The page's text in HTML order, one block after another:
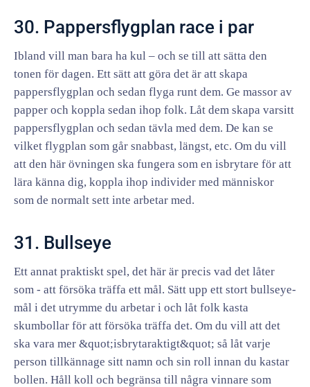
30. Pappersflygplan race i par
Ibland vill man bara ha kul – och se till att sätta den
tonen för dagen. Ett sätt att göra det är att skapa
pappersflygplan och sedan flyga runt dem. Ge massor av
papper och koppla sedan ihop folk. Låt dem skapa varsitt
pappersflygplan och sedan tävla med dem. De kan se
vilket flygplan som går snabbast, längst, etc. Om du vill
att den här övningen ska fungera som en isbrytare för att
lära känna dig, koppla ihop individer med människor
som de normalt sett inte arbetar med.
31. Bullseye
Ett annat praktiskt spel, det här är precis vad det låter
som - att försöka träffa ett mål. Sätt upp ett stort bullseye-
mål i det utrymme du arbetar i och låt folk kasta
skumbollar för att försöka träffa det. Om du vill att det
ska vara mer &quot;isbrytaraktigt&quot; så låt varje
person tillkännage sitt namn och sin roll innan du kastar
bollen. Håll koll och begränsa till några vinnare som